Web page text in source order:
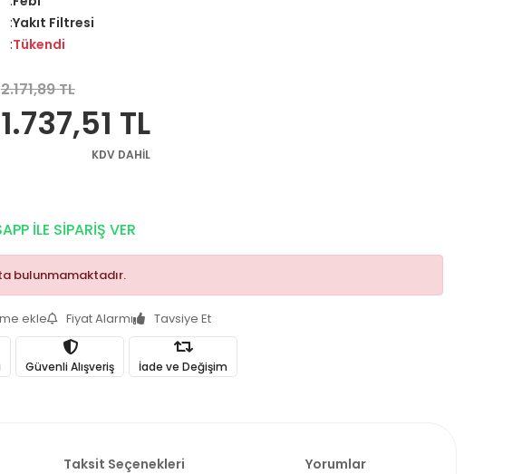
Yakıt Filtresi
Tükendi
2.171,89 TL
1.737,51 TL
KDV DAHİL
İLE SİPARİŞ VER
bulunmamaktadır.
ekle Fiyat Alarmı Tavsiye Et
Güvenli Alışveriş İade ve Değişim
Taksit Seçenekleri Yorumlar